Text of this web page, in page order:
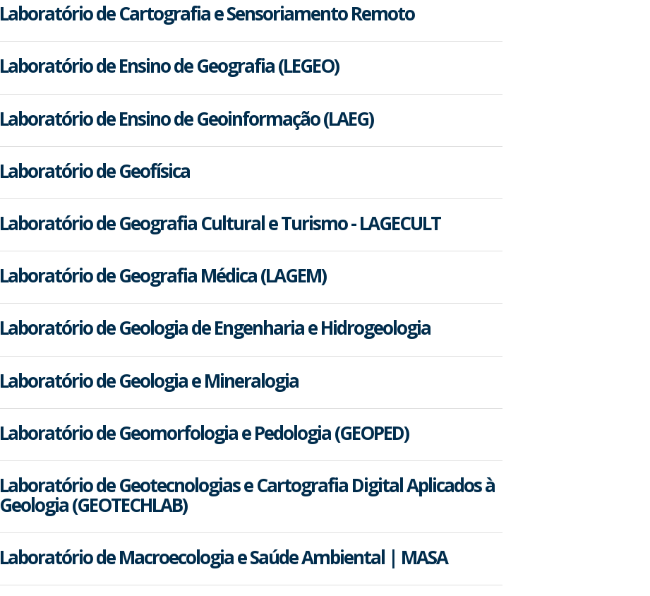
Laboratório de Cartografia e Sensoriamento Remoto
Laboratório de Ensino de Geografia (LEGEO)
Laboratório de Ensino de Geoinformação (LAEG)
Laboratório de Geofísica
Laboratório de Geografia Cultural e Turismo - LAGECULT
Laboratório de Geografia Médica (LAGEM)
Laboratório de Geologia de Engenharia e Hidrogeologia
Laboratório de Geologia e Mineralogia
Laboratório de Geomorfologia e Pedologia (GEOPED)
Laboratório de Geotecnologias e Cartografia Digital Aplicados à
Geologia (GEOTECHLAB)
Laboratório de Macroecologia e Saúde Ambiental | MASA